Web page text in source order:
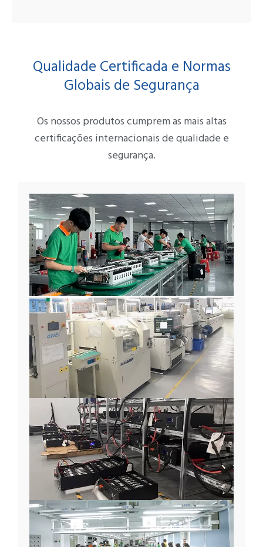
Qualidade Certificada e Normas
Globais de Segurança
Os nossos produtos cumprem as mais altas
certificações internacionais de qualidade e
segurança.